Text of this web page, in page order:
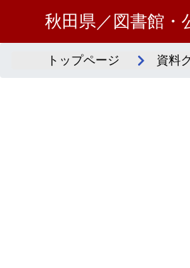
秋田県／図書館
トップページ 資料